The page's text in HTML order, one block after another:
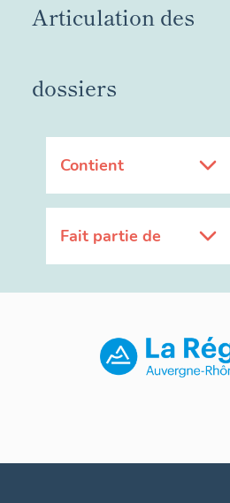
Articulation des
dossiers
Contient
Fait partie de